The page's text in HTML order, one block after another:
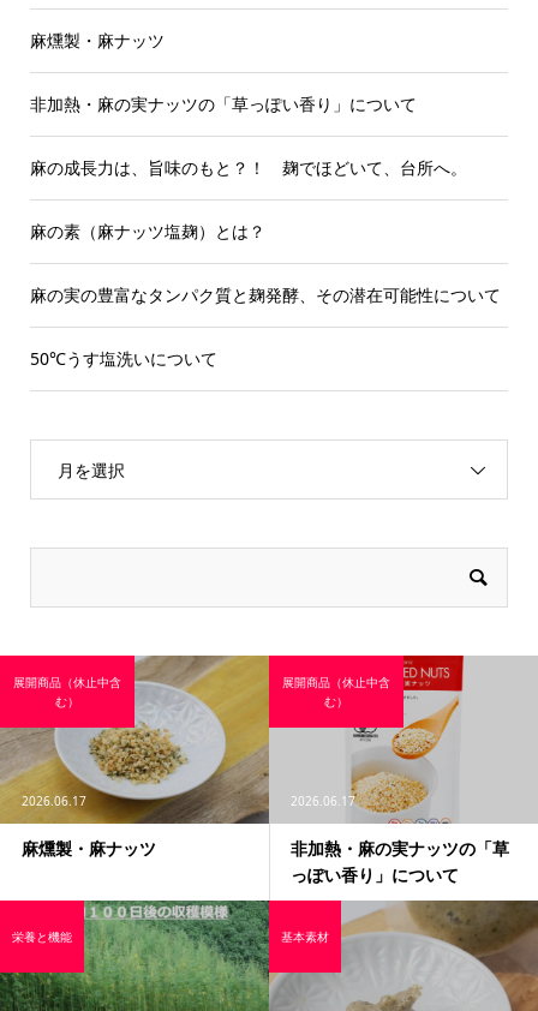
麻燻製・麻ナッツ
非加熱・麻の実ナッツの「草っぽい香り」について
麻の成長力は、旨味のもと？！ 麹でほどいて、台所へ。
麻の素（麻ナッツ塩麹）とは？
麻の実の豊富なタンパク質と麹発酵、その潜在可能性について
50℃うす塩洗いについて
月を選択
2026.06.17
麻燻製・麻ナッツ
展開商品（休止中含
む）
2026.06.17
非加熱・麻の実ナッツの「草
っぽい香り」について
展開商品（休止中含
む）
栄養と機能 基本素材